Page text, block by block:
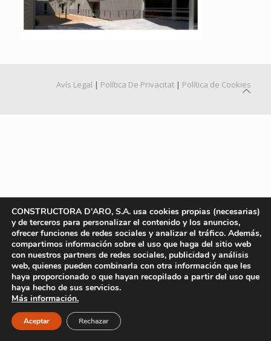
Avís Legal | Política De Privacitat | Política de Cookies
CONSTRUCTORA D'ARO, S.A. usa cookies propias (necesarias)
y de terceros para personalizar el contenido y los anuncios,
ofrecer funciones de redes sociales y analizar el tráfico. Además,
compartimos información sobre el uso que haga del sitio web
con nuestros partners de redes sociales, publicidad y análisis
web, quienes pueden combinarla con otra información que les
haya proporcionado o que hayan recopilado a partir del uso que
haya hecho de sus servicios.
Más información.
Aceptar Rechazar